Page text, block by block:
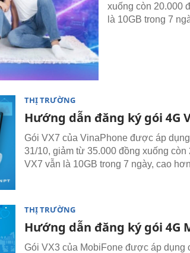
xuống còn 20.000
là 10GB trong 7
THỊ TRƯỜNG
Hướng dẫn đăng ký gói 4G
Gói VX7 của VinaPhone được áp
31/10, giảm từ 35.000 đồng xuống
VX7 vẫn là 10GB trong 7 ngày, cao
THỊ TRƯỜNG
Hướng dẫn đăng ký gói 4G
Gói VX3 của MobiFone được áp